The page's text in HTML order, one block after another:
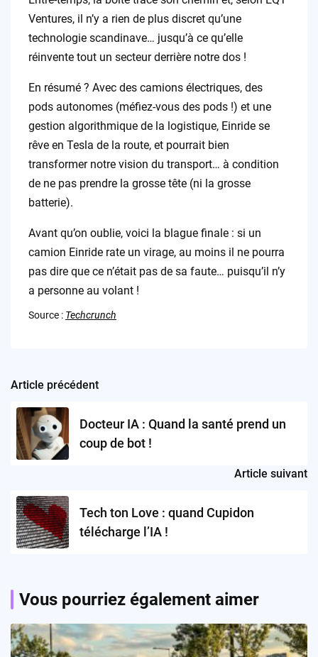
Ventures, il n’y a rien de plus discret qu’une
technologie scandinave… jusqu’à ce qu’elle
réinvente tout un secteur derrière notre dos !
En résumé ? Avec des camions électriques, des
pods autonomes (méfiez-vous des pods !) et une
gestion algorithmique de la logistique, Einride se
rêve en Tesla de la route, et pourrait bien
transformer notre vision du transport… à condition
de ne pas prendre la grosse tête (ni la grosse
batterie).
Avant qu’on oublie, voici la blague finale : si un
camion Einride rate un virage, au moins il ne pourra
pas dire que ce n’était pas de sa faute… puisqu’il n’y
a personne au volant !
Source : Techcrunch
Post
navigation
Article précédent
Docteur IA : Quand la santé prend un
coup de bot !
Article suivant
Tech ton Love : quand Cupidon
télécharge l’IA !
Vous pourriez également aimer